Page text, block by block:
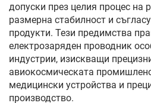
допуски през целия процес на
размерна стабилност и
продукти. Тези предимства
електрозаряден проводник
индустрии, изискващи
авиокосмическата
медицински устройства и
производство.